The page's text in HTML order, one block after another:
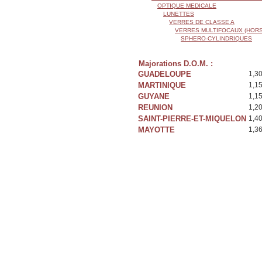
OPTIQUE MEDICALE
LUNETTES
VERRES DE CLASSE A
VERRES MULTIFOCAUX
SPHERO-CYLINDRIQUES
Majorations D.O.M. :
GUADELOUPE
MARTINIQUE
GUYANE
REUNION
SAINT-PIERRE-ET-MIQUELON
MAYOTTE